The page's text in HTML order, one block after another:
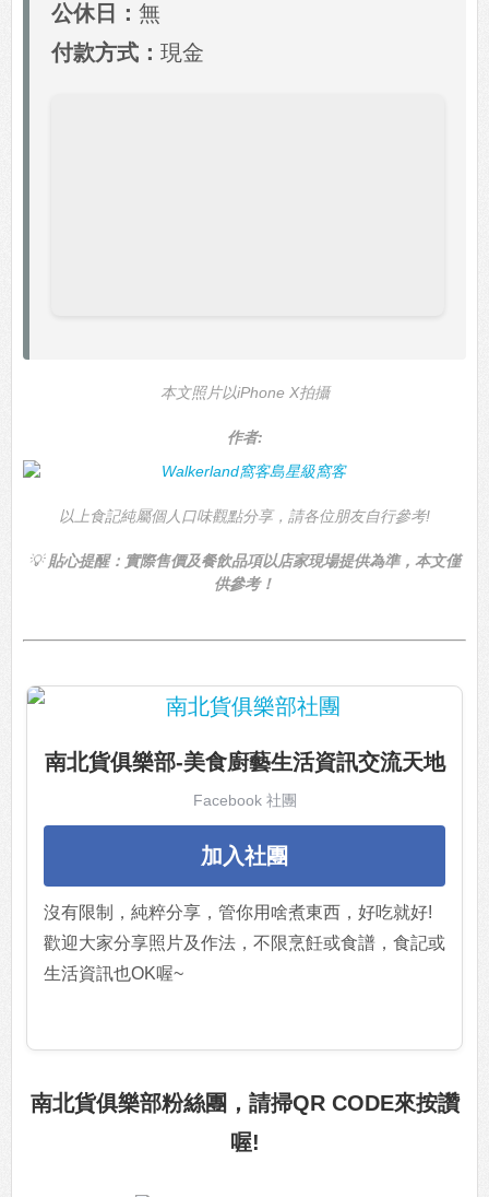
公休日： 無
付款方式： 現金
本文照片以iPhone X拍攝
作者:
以上食記純屬個人口味觀點分享，請各位朋友自行參考!
💡貼心提醒：實際售價及餐飲品項以店家現場提供為準，本文僅
供參考！
南北貨俱樂部-美食廚藝生活資訊交流天地
Facebook 社團
加入社團
沒有限制，純粹分享，管你用啥煮東西，好吃就好!
歡迎大家分享照片及作法，不限烹飪或食譜，食記或
生活資訊也OK喔~
南北貨俱樂部粉絲團，請掃QR CODE來按讚
喔!